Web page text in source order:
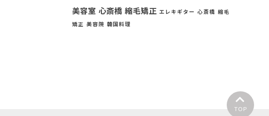
美容室 心斎橋 縮毛矯正 エレキギター 心斎橋 縮毛
矯正 美容院 韓国料理
TOP